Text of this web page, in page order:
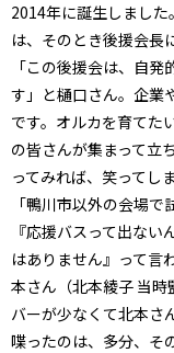
2014年に誕生しまし
は、そのとき後援会長
「この後援会は、自
す」と樋口さん。企業
です。オルカを育てた
の皆さんが集まって立
ってみれば、笑ってし
「鴨川市以外の会場
『応援バスって出な
はありません』って言
本さん（北本綾子 当
バーが少なくて北本さ
喋ったのは、多分、そ